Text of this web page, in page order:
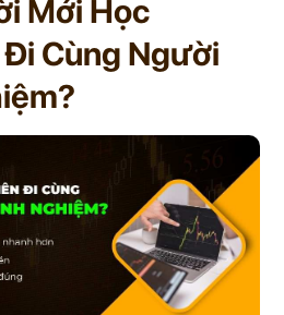
Mới Học
Cùng Người